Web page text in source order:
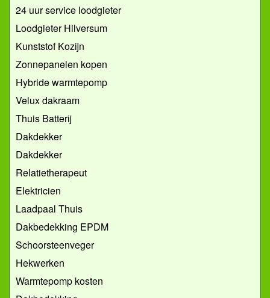
24 uur service loodgieter
Loodgieter Hilversum
Kunststof Kozijn
Zonnepanelen kopen
Hybride warmtepomp
Velux dakraam
Thuis Batterij
Dakdekker
Dakdekker
Relatietherapeut
Elektricien
Laadpaal Thuis
Dakbedekking EPDM
Schoorsteenveger
Hekwerken
Warmtepomp kosten